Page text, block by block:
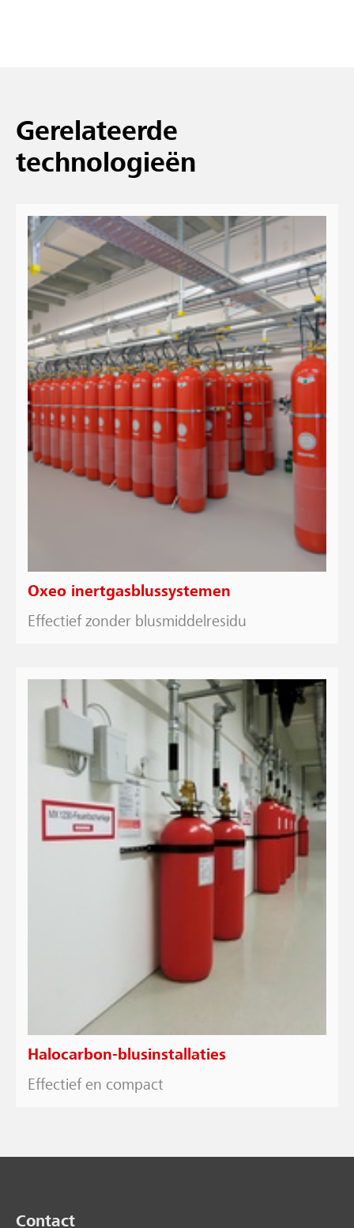
Gerelateerde
technologieën
Oxeo inertgasblussystemen
Effectief zonder blusmiddelresidu
Halocarbon-blusinstallaties
Effectief en compact
Contact